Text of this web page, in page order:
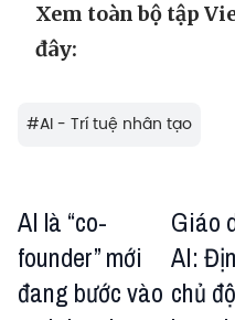
Xem toàn bộ tập
đây:
#AI - Trí tuệ nhân tạo
AI là “co-
founder” mới
đang bước vào
Giáo
AI:
chủ